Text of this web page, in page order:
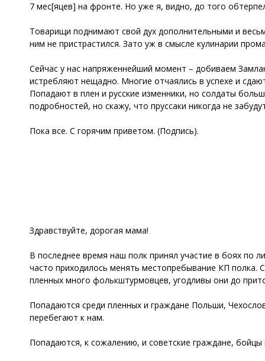
7 мес[яцев] на фронте. Но уже я, видно, до того
Товарищи поднимают свой дух дополнительными и
ним не пристрастился. Зато уж в смысле кулинарии
Сейчас у нас напряженнейший момент – добиваем
истребляют нещадно. Многие отчаялись в успехе и
Попадают в плен и русские изменники, но солдаты
подробностей, но скажу, что пруссаки никогда не
Пока все. С горячим приветом. (Подпись).
Здравствуйте, дорогая мама!
В последнее время наш полк принял участие в боях по
часто приходилось менять местопребывание КП полка.
пленных много фолькштурмовцев, угодливы они до
Попадаются среди пленных и граждане Польши,
перебегают к нам.
Попадаются, к сожалению, и советские граждане, бойцы